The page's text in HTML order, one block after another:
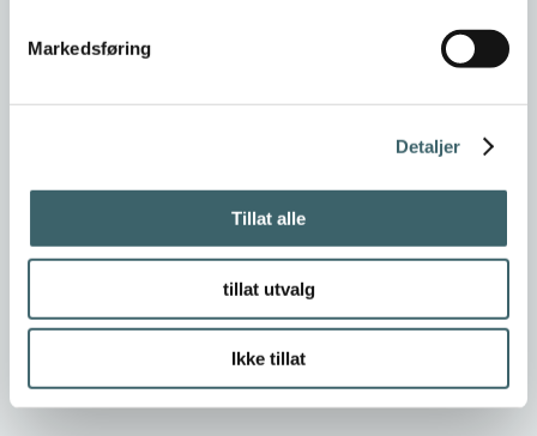
Markedsføring
Detaljer
Tillat alle
tillat utvalg
Ikke tillat